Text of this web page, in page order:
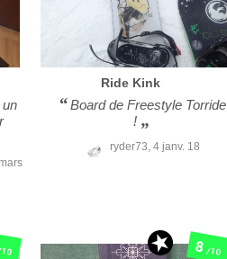
un
Ride Kink
Board de Freestyle Torride
!
ryder73,4 janv. 18
8/10